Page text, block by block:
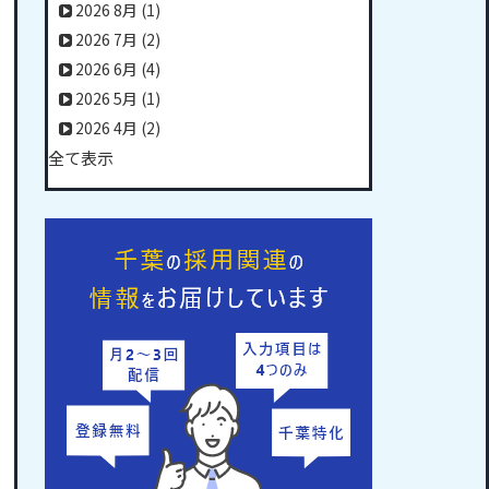
2026 8月 (1)
2026 7月 (2)
2026 6月 (4)
2026 5月 (1)
2026 4月 (2)
全て表示